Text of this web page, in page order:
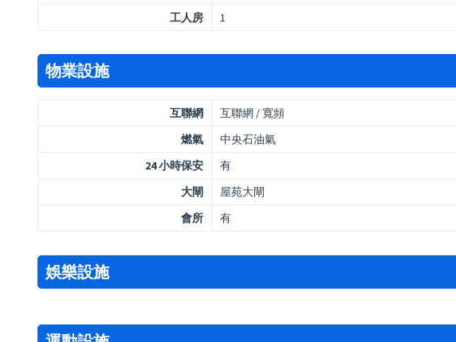
工人房
1
物業設施
互聯網
互聯網 / 寬頻
燃氣
中央石油氣
24 小時保安
有
大閘
屋苑大閘
會所
有
娛樂設施